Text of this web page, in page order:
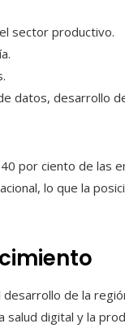
sector productivo.
datos, desarrollo
por ciento de las
lo que la
de la
digital y la